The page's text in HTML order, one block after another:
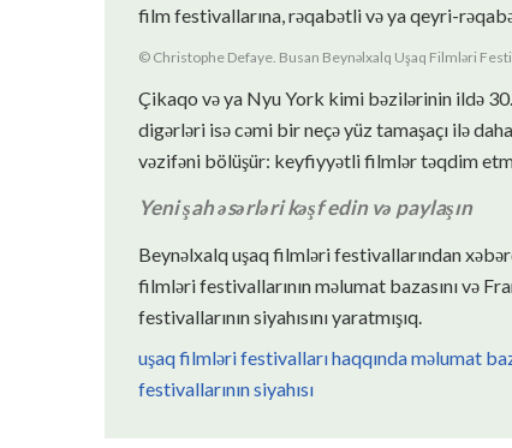
film festivallarına, rəqabətli və ya qeyri-
© Christophe Defaye. Busan Beynəlxalq Uşaq Filmləri
Çikaqo və ya Nyu York kimi bəzilərinin ildə
digərləri isə cəmi bir neçə yüz tamaşaçı ilə
vəzifəni bölüşür: keyfiyyətli filmlər təqdim
Yeni şah əsərləri kəşf edin və paylaşın
Beynəlxalq uşaq filmləri festivallarından
filmləri festivallarının məlumat bazasını və
festivallarının siyahısını yaratmışıq.
uşaq filmləri festivalları haqqında məlumat
festivallarının siyahısı